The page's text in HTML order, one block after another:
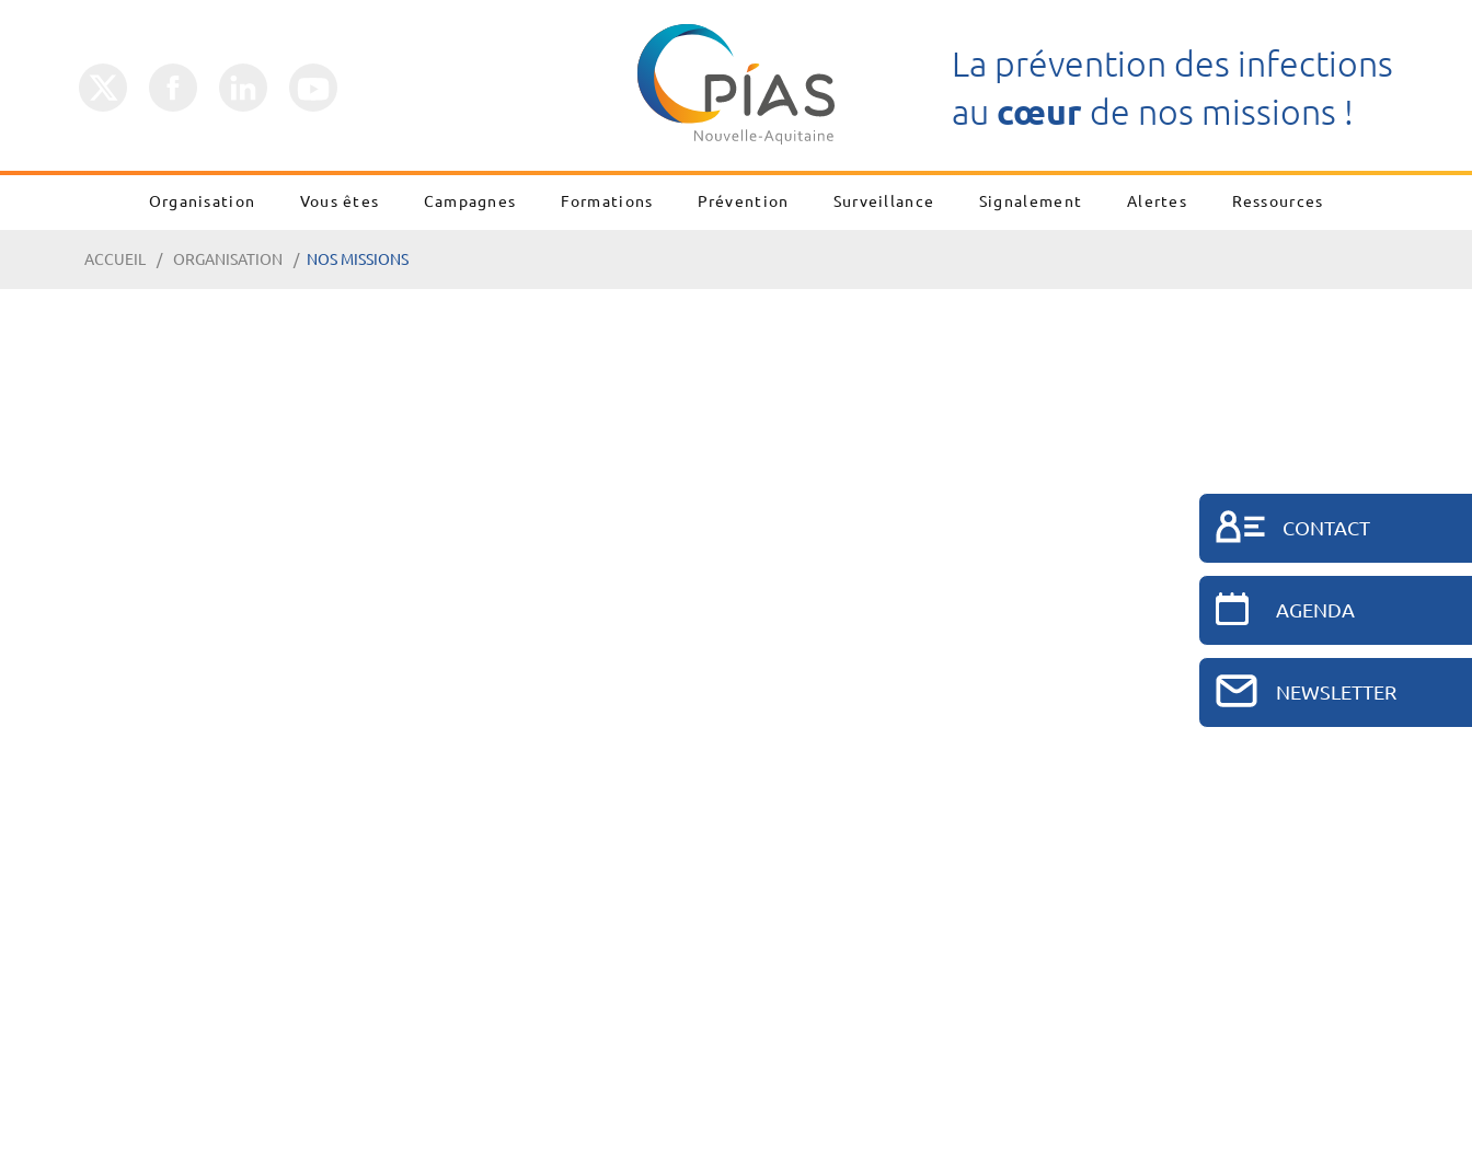
La prévention des infections
au cœur de nos missions !
Organisation Vous êtes Campagnes Formations Prévention Surveillance Signalement Alertes Ressources
CONTACT
AGENDA
NEWSLETTER
ACCUEIL ORGANISATION NOS MISSIONS